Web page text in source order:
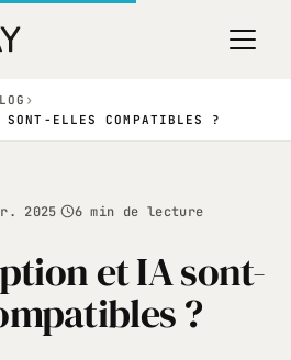
›
ELLES COMPATIBLES ?
2025 6 min de lecture
et IA sont-
?